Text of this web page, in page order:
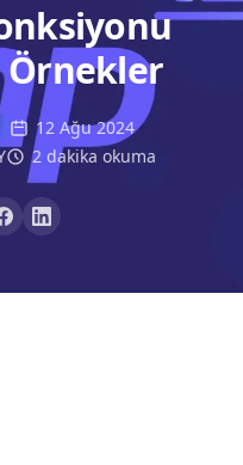
Örnekler
12 Ağu 2024
2 dakika okuma